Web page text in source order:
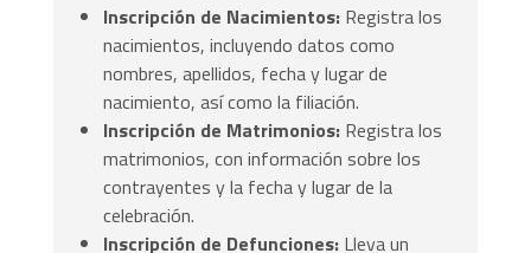
Inscripción de Nacimientos: Registra los
nacimientos, incluyendo datos como
nombres, apellidos, fecha y lugar de
nacimiento, así como la filiación.
Inscripción de Matrimonios: Registra los
matrimonios, con información sobre los
contrayentes y la fecha y lugar de la
celebración.
Inscripción de Defunciones: Lleva un